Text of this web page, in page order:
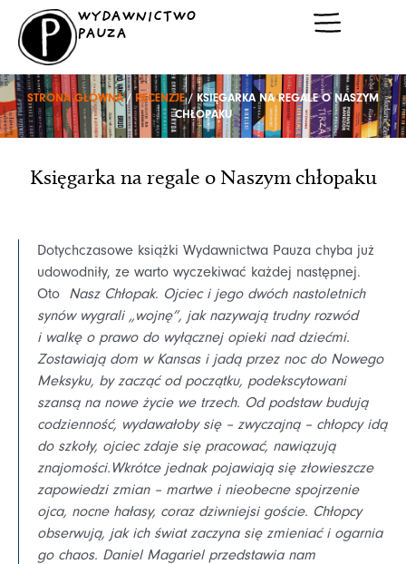
Przejdź
treści
WYDAWNICTWO
PAUZA
STRONA GŁÓWNA/ RECENZJE/ KSIĘGARKA NA REGALE O NASZYM
CHŁOPAKU
Księgarka na regale o Naszym chłopaku
Dotychczasowe książki Wydawnictwa Pauza chyba już
udowodniły, ze warto wyczekiwać każdej następnej.
Oto Nasz Chłopak. Ojciec i jego dwóch nastoletnich
synów wygrali „wojnę”, jak nazywają trudny rozwód
i walkę o prawo do wyłącznej opieki nad dziećmi.
Zostawiają dom w Kansas i jadą przez noc do Nowego
Meksyku, by zacząć od początku, podekscytowani
szansą na nowe życie we trzech. Od podstaw budują
codzienność, wydawałoby się – zwyczajną – chłopcy idą
do szkoły, ojciec zdaje się pracować, nawiązują
znajomości.Wkrótce jednak pojawiają się złowieszcze
zapowiedzi zmian – martwe i nieobecne spojrzenie
ojca, nocne hałasy, coraz dziwniejsi goście. Chłopcy
obserwują, jak ich świat zaczyna się zmieniać i ogarnia
go chaos. Daniel Magariel przedstawia nam